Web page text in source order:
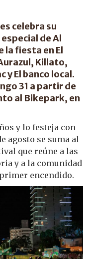
celebra su
de Al
la fiesta en El
Killato,
y El banco local.
31 a partir de
al Bikepark, en
y lo festeja con
agosto se suma al
que reúne a las
y a la comunidad
encendido.